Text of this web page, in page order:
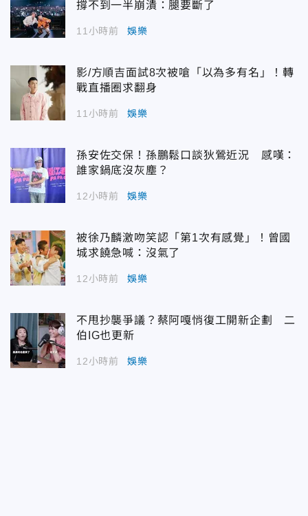
撐不到一半崩潰：腿要斷了
11小時前 娛樂
影/方順吉面試8次被嗆「以為多有名」！轉
戰直播圈求翻身
11小時前 娛樂
孫安佐交保！孫鵬鬆口談狄鶯近況 感嘆：
誰家鍋底沒灰塵？
12小時前 娛樂
被徐乃麟激吻笑認「第1次有感覺」！曾國
城求饒急喊：沒氣了
12小時前 娛樂
不甩抄襲爭議？蔡阿嘎悄復工開新企劃 二
伯IG也更新
12小時前 娛樂